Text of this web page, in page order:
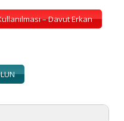
– Davut Erkan